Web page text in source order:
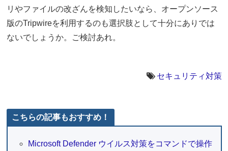
リやファイルの改ざんを検知したいなら、オープンソース
版のTripwireを利用するのも選択肢として十分にありでは
ないでしょうか。ご検討あれ。
セキュリティ対策
こちらの記事もおすすめ！
Microsoft Defender ウイルス対策をコマンドで操作